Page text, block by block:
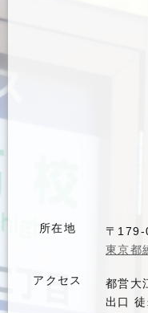
所在地
〒179-
東京都
アクセス
都営大
出口